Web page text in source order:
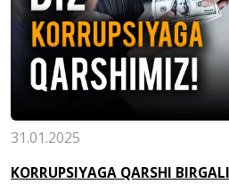
31.01.2025
KORRUPSIYAGA QARSHI